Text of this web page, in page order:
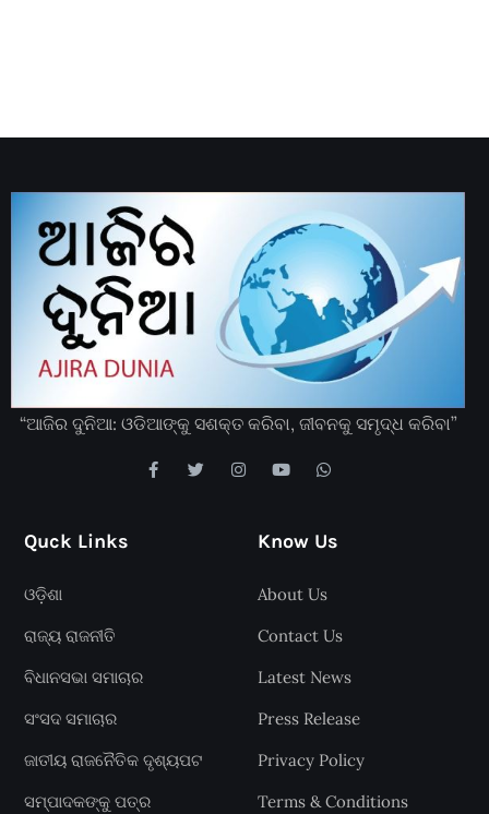
“ଆଜିର ଦୁନିଆ: ଓଡିଆଙ୍କୁ ସଶକ୍ତ କରିବା, ଜୀବନକୁ ସମୃଦ୍ଧ କରିବା”
Quck Links
ଓଡ଼ିଶା
ରାଜ୍ୟ ରାଜନୀତି
ବିଧାନସଭା ସମାଚାର
ସଂସଦ ସମାଚାର
ଜାତୀୟ ରାଜନୈତିକ ଦୃଶ୍ୟପଟ
ସମ୍ପାଦକଙ୍କୁ ପତ୍ର
Know Us
About Us
Contact Us
Latest News
Press Release
Privacy Policy
Terms & Conditions